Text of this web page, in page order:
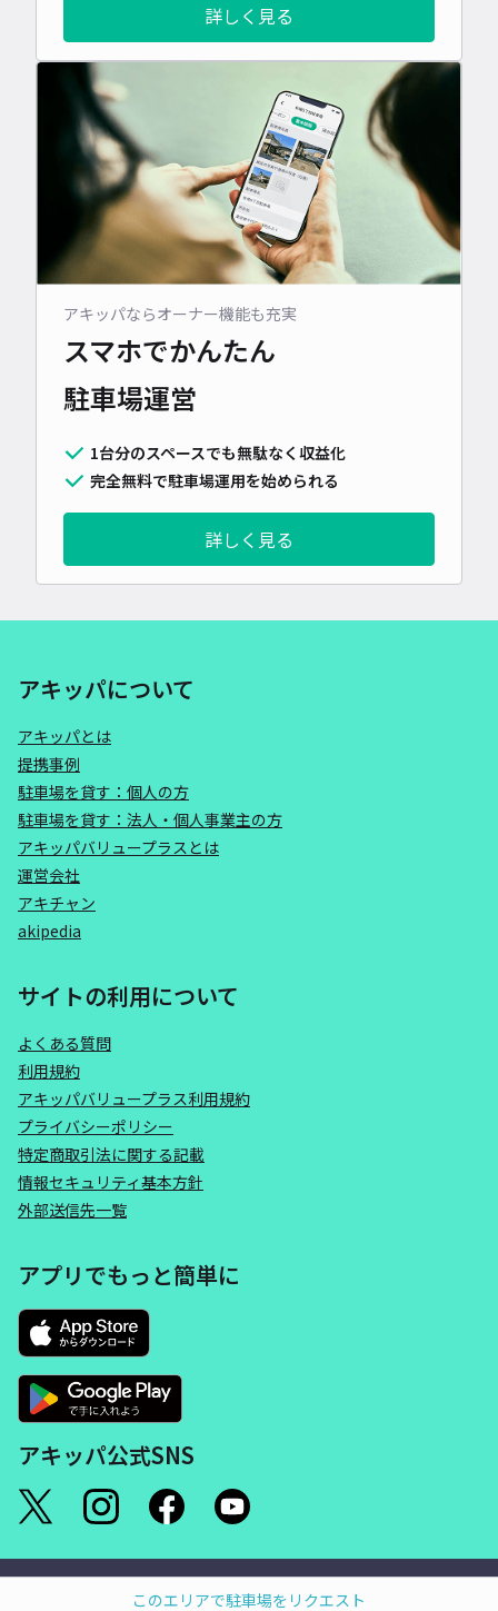
このエリアで駐車場をリクエスト
詳しく見る
アキッパならオーナー機能も充実
スマホでかんたん
駐車場運営
1台分のスペースでも無駄なく収益化
完全無料で駐車場運用を始められる
詳しく見る
アキッパについて
アキッパとは
提携事例
駐車場を貸す：個人の方
駐車場を貸す：法人・個人事業主の方
アキッパバリュープラスとは
運営会社
アキチャン
akipedia
サイトの利用について
よくある質問
利用規約
アキッパバリュープラス利用規約
プライバシーポリシー
特定商取引法に関する記載
情報セキュリティ基本方針
外部送信先一覧
アプリでもっと簡単に
アキッパ公式SNS
©akippa Inc. All Rights Reserved.